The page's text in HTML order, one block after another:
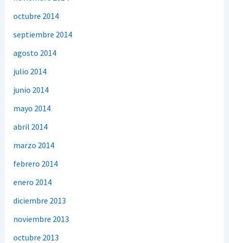
octubre 2014
septiembre 2014
agosto 2014
julio 2014
junio 2014
mayo 2014
abril 2014
marzo 2014
febrero 2014
enero 2014
diciembre 2013
noviembre 2013
octubre 2013